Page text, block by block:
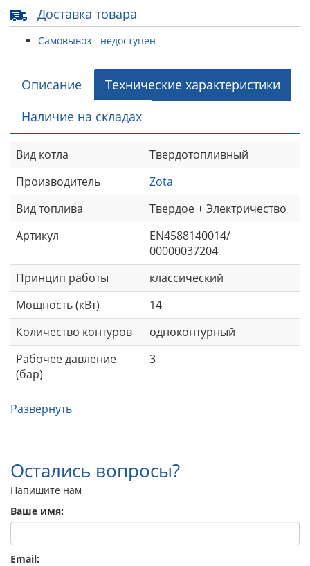
Доставка товара
Самовывоз - недоступен
Описание
Технические характеристики
Наличие на складах
Вид котла
Твердотопливный
Производитель
Zota
Вид топлива
Твердое + Электричество
Артикул
EN4588140014/
00000037204
Принцип работы
классический
Мощность (кВт)
14
Количество контуров
одноконтурный
Рабочее давление
(бар)
3
Развернуть
Остались вопросы?
Напишите нам
Ваше имя:
Email: